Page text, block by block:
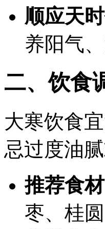
顺应天
养阳气
二、饮食
大寒饮食
忌过度油
推荐食材
枣、桂